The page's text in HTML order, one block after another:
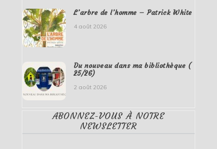
L’arbre de l’homme – Patrick White
4 août 2026
Du nouveau dans ma bibliothèque (
25/26)
2 août 2026
ABONNEZ-VOUS À NOTRE
NEWSLETTER